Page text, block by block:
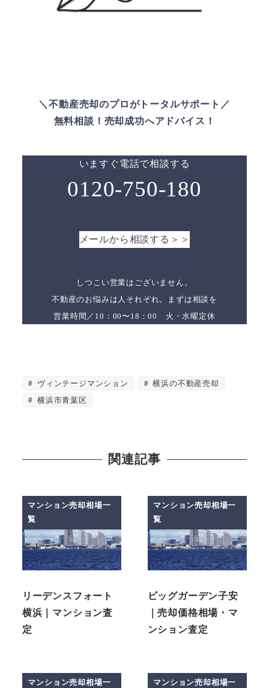
＼不動産売却のプロがトータルサポート／
無料相談！売却成功へアドバイス！
いますぐ電話で相談する
0120-750-180
メールから相談する＞＞
しつこい営業はございません。
不動産のお悩みは人それぞれ。まずは相談を
営業時間／10：00〜18：00 火・水曜定休
ヴィンテージマンション
横浜の不動産売却
横浜市青葉区
関連記事
マンション売却相場一
覧
リーデンスフォート
横浜｜マンション査
定
マンション売却相場一
覧
ビッグガーデン子安
｜売却価格相場・マ
ンション査定
マンション売却相場一
マンション売却相場一